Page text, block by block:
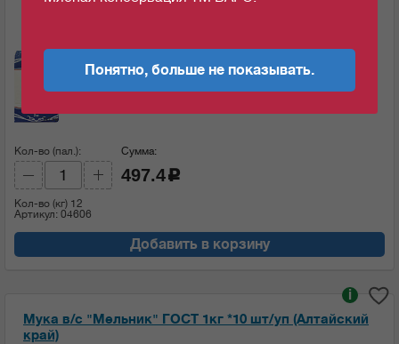
Ед.изм:
41.45 c
за 1 кг
Кол-во (пал.):
Кол-во (кг) 12
Артикул: 04606
Сумма:
497.4 c
Добавить в корзину
Мука в/с "Мельник" ГОСТ 1кг *10 шт/уп (Алтайский
край)
i
Понятно, больше не показывать.